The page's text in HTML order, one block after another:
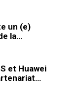
un (e)
la…
et Huawei